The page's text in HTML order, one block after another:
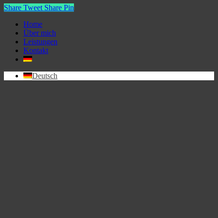
Share Tweet Share Pin
Close
Menu
Home
Über mich
Leistungen
Kontakt
Deutsch